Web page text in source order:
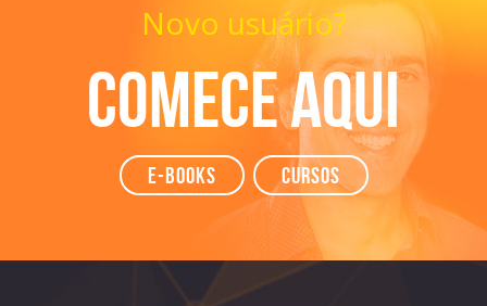
Novo usuário?
Comece aqui
e-books Cursos